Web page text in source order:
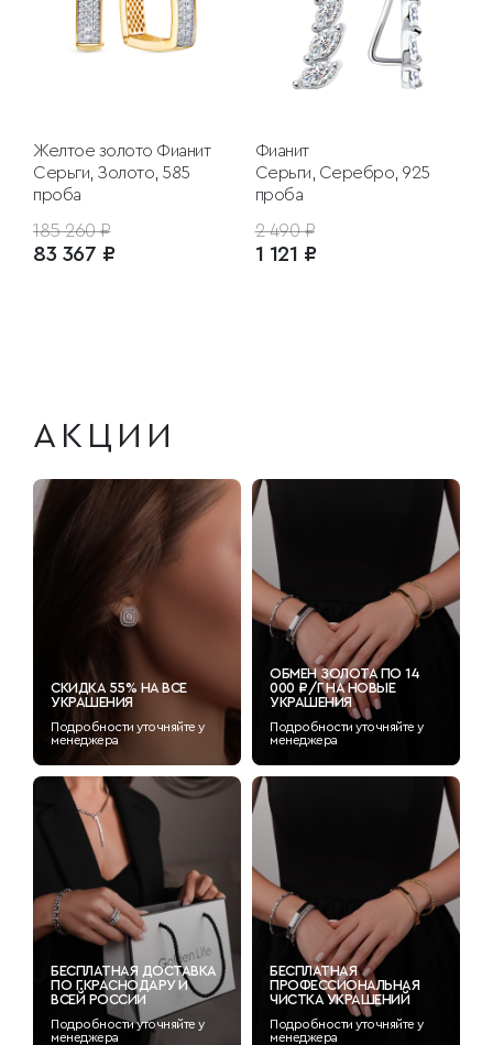
Желтое золото Фианит
Серьги, Золото, 585
проба
185 260 ₽
83 367 ₽
Фианит
Серьги, Серебро, 925
проба
2 490 ₽
1 121 ₽
АКЦИИ
СКИДКА 55% НА ВСЕ
УКРАШЕНИЯ
Подробности уточняйте у
менеджера
ОБМЕН ЗОЛОТА ПО 14
000 ₽/Г НА НОВЫЕ
УКРАШЕНИЯ
Подробности уточняйте у
менеджера
БЕСПЛАТНАЯ ДОСТАВКА
ПО Г.КРАСНОДАРУ И
ВСЕЙ РОССИИ
Подробности уточняйте у
менеджера
БЕСПЛАТНАЯ
ПРОФЕССИОНАЛЬНАЯ
ЧИСТКА УКРАШЕНИЙ
Подробности уточняйте у
менеджера